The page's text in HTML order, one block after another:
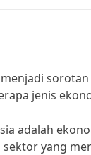
jenis
adalah
yang